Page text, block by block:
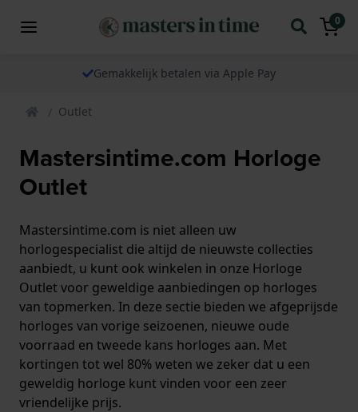
0
We verzenden onze horloges wereldwijd
Outlet
Mastersintime.com Horloge
Outlet
Mastersintime.com is niet alleen uw
horlogespecialist die altijd de nieuwste collecties
aanbiedt, u kunt ook winkelen in onze Horloge
Outlet voor geweldige aanbiedingen op horloges
van topmerken. In deze sectie bieden we afgeprijsde
horloges van vorige seizoenen, nieuwe oude
voorraad en tweede kans horloges aan. Met
kortingen tot wel 80% weten we zeker dat u een
geweldig horloge kunt vinden voor een zeer
vriendelijke prijs.